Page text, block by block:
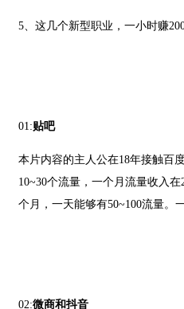
5、这几个新型职业，一小时赚
01:贴吧
本片内容的主人公在18年接触百
10~30个流量，一个月流量收入
个月，一天能够有50~100流量。
02:微商和抖音